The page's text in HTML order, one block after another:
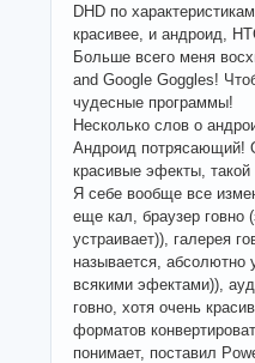
DHD по
красивее, и андроид,
Больше всего меня
and Google Goggles!
чудесные программы!
Несколько слов о
Андроид потрясающий!
красивые эфекты,
Я себе вообще все
еще кал, браузер говно
устраивает)), галерея
называется, абсолютно
всякими эфектами)),
говно, хотя очень
форматов
понимает, поставил